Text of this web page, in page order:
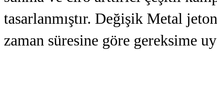
tasarlanmıştır. Değişik Metal
zaman süresine göre gereksime